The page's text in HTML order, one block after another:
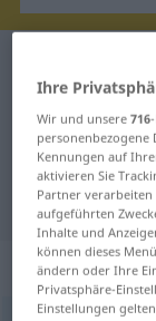
Deutsch-
für "stolz"
"stolz"
Ihre
Wir und unsere716
Kennungen auf
aktivieren Sie
Partner verarbeiten
aufgeführten
Inhalte und
können dieses
ändern oder Ihre
Privatsphäre-
Einstellungen